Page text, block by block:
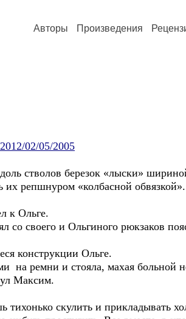
Авторы Произведения
02/05/2005
стволов березок «лыски»
их репшнуром «колбасной
к Ольге.
своего и Ольгиного рюкзаков
конструкции Ольге.
на ремни и стояла, махая больной
Максим.
тихонько скулить и прикладывать